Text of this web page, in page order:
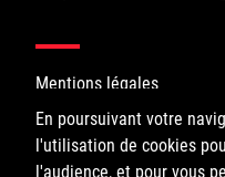
En poursuivant votre
l'utilisation de cookies
l'audience, et pour vous
Mentions légales
©IRCAM, 2026. All Rights